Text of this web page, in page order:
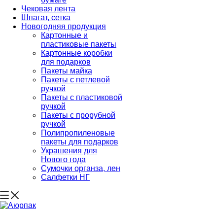
Чековая лента
Шпагат, сетка
Новогодняя продукция
Картонные и
пластиковые пакеты
Картонные коробки
для подарков
Пакеты майка
Пакеты с петлевой
ручкой
Пакеты с пластиковой
ручкой
Пакеты с прорубной
ручкой
Полипропиленовые
пакеты для подарков
Украшения для
Нового года
Сумочки органза, лен
Салфетки НГ